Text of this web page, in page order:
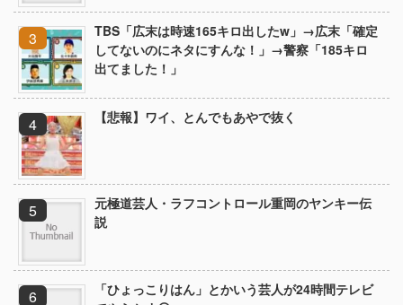
TBS「広末は時速165キロ出したw」→広末「確定
してないのにネタにすんな！」→警察「185キロ
出てました！」
【悲報】ワイ、とんでもあやで抜く
元極道芸人・ラフコントロール重岡のヤンキー伝
説
「ひょっこりはん」とかいう芸人が24時間テレビ